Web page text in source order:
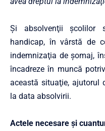
Şi absolvenţii şcolilor
handicap, în vârstă de
indemnizaţia de şomaj,
încadreze în muncă
această situaţie, ajutorul
la data absolvirii.
Actele necesare şi